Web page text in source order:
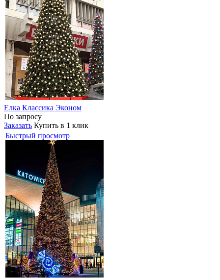
Елка Классика Эконом
По запросу
Заказать Купить в 1 клик
Быстрый просмотр